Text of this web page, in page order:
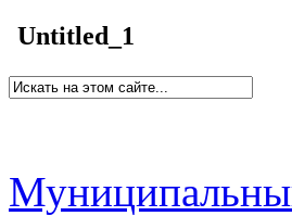
Untitled_1